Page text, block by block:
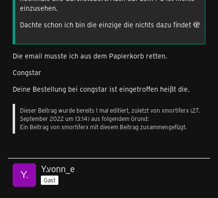
einzusehen.
Dachte schon ich bin die einzige die nichts dazu findet 🫣
Die email musste ich aus dem Papierkorb retten.
Congstar
Deine Bestellung bei congstar ist eingetroffen heißt die.
Dieser Beitrag wurde bereits 1 mal editiert, zuletzt von xmortiferx (27.
September 2022 um 13:14) aus folgendem Grund:
Ein Beitrag von xmortiferx mit diesem Beitrag zusammengefügt.
Y.vonn_e
Gast